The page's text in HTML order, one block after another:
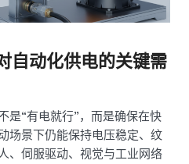
自动化供电的关键需
是“有电就行”，而是确保在快
场景下仍能保持电压稳定、纹
、伺服驱动、视觉与工业网络